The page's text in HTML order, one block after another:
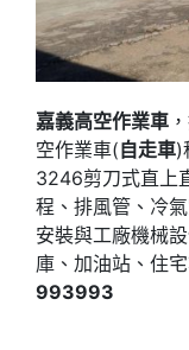
嘉義高空作業車
空作業車(自走車)
3246剪刀式直上
程、排風管、冷
安裝與工廠機械
庫、加油站、住
993993